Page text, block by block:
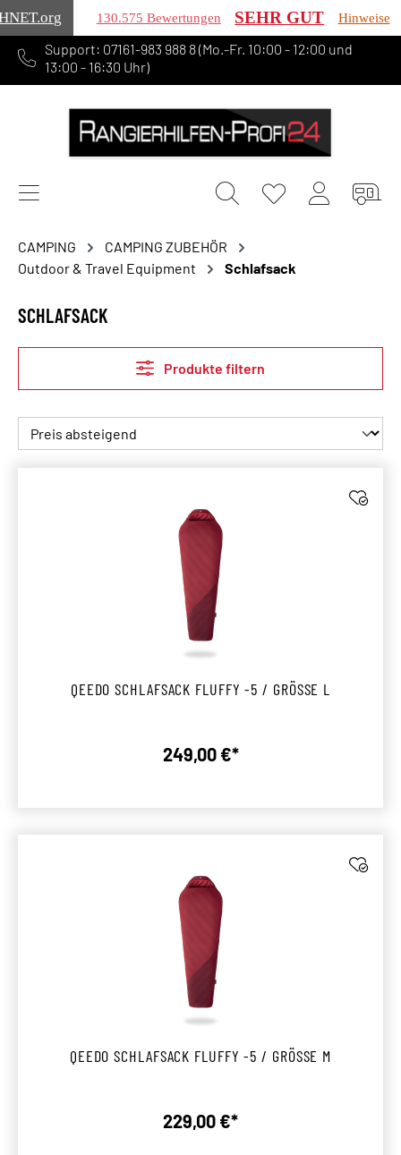
.org 130.575 Bewertungen SEHR GUT Hinweise
springen
Support: 07161-983 988 8 (Mo.-Fr. 10:00 - 12:00 und
13:00 - 16:30 Uhr)
CAMPING
CAMPING ZUBEHÖR
Outdoor & Travel Equipment
Schlafsack
SCHLAFSACK
Produkte filtern
QEEDO SCHLAFSACK FLUFFY -5 / GRÖSSE L
Regulärer Preis:
249,00 €*
QEEDO SCHLAFSACK FLUFFY -5 / GRÖSSE M
Regulärer Preis:
229,00 €*